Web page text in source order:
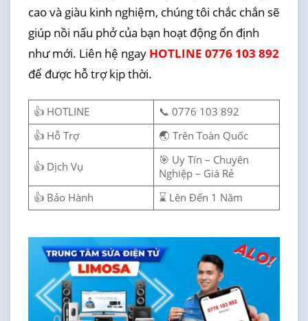
cao và giàu kinh nghiệm, chúng tôi chắc chắn sẽ
giúp nồi nấu phở của bạn hoạt động ổn định
như mới. Liên hệ ngay HOTLINE 0776 103 892
để được hỗ trợ kịp thời.
👍 HOTLINE
📞 0776 103 892
👍 Hỗ Trợ
🌏 Trên Toàn Quốc
👍 Dịch Vụ
🎯 Uy Tín – Chuyên
Nghiệp – Giá Rẻ
👍 Bảo Hành
⌛ Lên Đến 1 Năm